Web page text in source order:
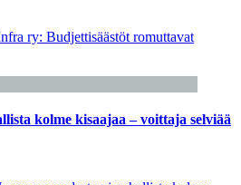
ry: Budjettisäästöt romuttavat
kolme kisaajaa – voittaja selviää